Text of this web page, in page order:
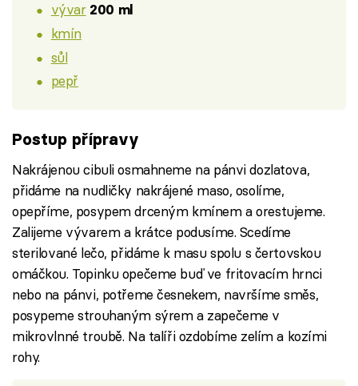
vývar 200 ml
kmín
sůl
pepř
Postup přípravy
Nakrájenou cibuli osmahneme na pánvi dozlatova,
přidáme na nudličky nakrájené maso, osolíme,
opepříme, posypem drceným kmínem a orestujeme.
Zalijeme vývarem a krátce podusíme. Scedíme
sterilované lečo, přidáme k masu spolu s čertovskou
omáčkou. Topinku opečeme buď ve fritovacím hrnci
nebo na pánvi, potřeme česnekem, navršíme směs,
posypeme strouhaným sýrem a zapečeme v
mikrovlnné troubě. Na talíři ozdobíme zelím a kozími
rohy.